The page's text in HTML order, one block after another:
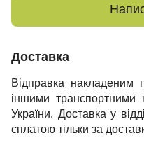
Доставка
Відправка накладеним
іншими транспортними
України. Доставка у
сплатою тільки за